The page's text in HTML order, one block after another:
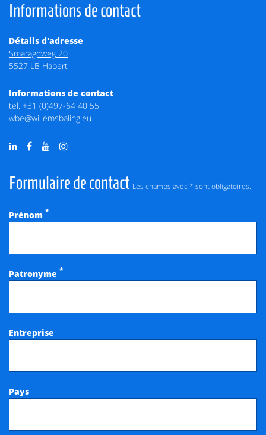
Formulaire de contact Les champs avec * sont obligatoires.
Prénom *
Patronyme *
Entreprise
Pays
Informations de contact
Détails d'adresse
Smaragdweg 20
5527 LB Hapert
Informations de contact
tel. +31 (0)497-64 40 55
wbe@willemsbaling.eu